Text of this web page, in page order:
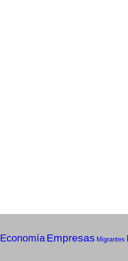
EconomíaEmpresas Migrantes